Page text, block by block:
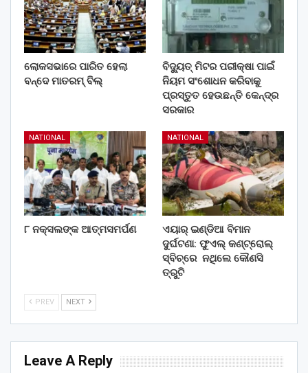
ଲୋକସଭାରେ ପାରିତ ହେଲା
ବନ୍ଦେ ମାତରମ୍‌ ବିଲ୍‌
ବିଦ୍ୟୁତ୍ ମିଟର ପରୀକ୍ଷା ପାଇଁ
ନିୟମ ସଂଶୋଧନ କରିବାକୁ
ପ୍ରସ୍ତୁତ ହେଉଛନ୍ତି କେନ୍ଦ୍ର
ସରକାର
NATIONAL
୮ ନକ୍ସଲଙ୍କ ଆତ୍ମସମର୍ପଣ
NATIONAL
ଏୟାର୍ ଇଣ୍ଡିଆ ବିମାନ
ଦୁର୍ଘଟଣା: ଫୁଏଲ୍‌ କଣ୍ଟ୍ରୋଲ୍‌
ସ୍ବିଚ୍‌ରେ ନଥିଲେ କୌଣସି
ତ୍ରୁଟି
PREV NEXT
Leave A Reply